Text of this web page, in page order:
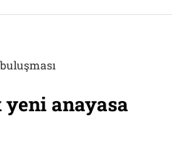
yeni anayasa